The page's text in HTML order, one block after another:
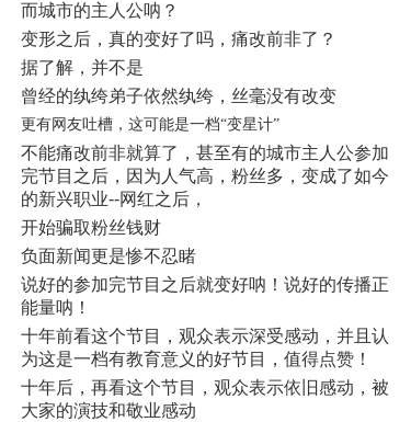
而城市的主人公呐？
变形之后，真的变好了吗，痛改前非了？
据了解，并不是
曾经的纨绔弟子依然纨绔，丝毫没有改变
更有网友吐槽，这可能是一档“变星计”
不能痛改前非就算了，甚至有的城市主人公参加
完节目之后，因为人气高，粉丝多，变成了如今
的新兴职业--网红之后，
开始骗取粉丝钱财
负面新闻更是惨不忍睹
说好的参加完节目之后就变好呐！说好的传播正
能量呐！
十年前看这个节目，观众表示深受感动，并且认
为这是一档有教育意义的好节目，值得点赞！
十年后，再看这个节目，观众表示依旧感动，被
大家的演技和敬业感动